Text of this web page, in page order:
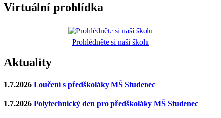
Virtuální prohlídka
Prohlédněte si naši školu
Aktuality
1.7.2026 Loučení s předškoláky MŠ Studenec
1.7.2026 Polytechnický den pro předškoláky MŠ Studenec